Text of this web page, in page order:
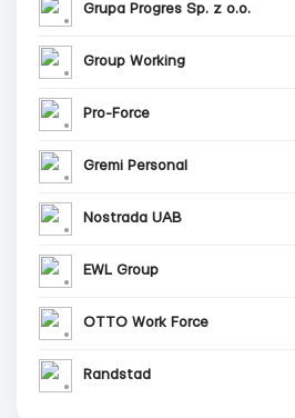
Grupa Progres Sp. z o.o.
Group Working
Pro-Force
Gremi Personal
Nostrada UAB
EWL Group
OTTO Work Force
Randstad